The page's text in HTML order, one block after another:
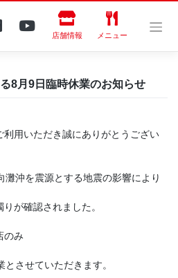
店舗情報 メニュー
8月9日臨時休業のお知らせ
用いただき誠にありがとうござい
沖を震源とする地震の影響により
が確認されました。
のみ
させていただきます。